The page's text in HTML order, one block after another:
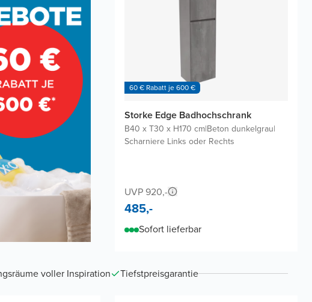
60 € Rabatt je 600 €
Storke Edge Badhochschrank
B40 x T30 x H170 cm|Beton dunkelgrau|
Scharniere Links oder Rechts
UVP 920,-
485,-
Sofort lieferbar
voller Inspiration Tiefstpreisgarantie